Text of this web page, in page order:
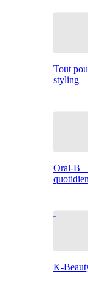
Tout
styling
Oral-B –
quotidien
K-